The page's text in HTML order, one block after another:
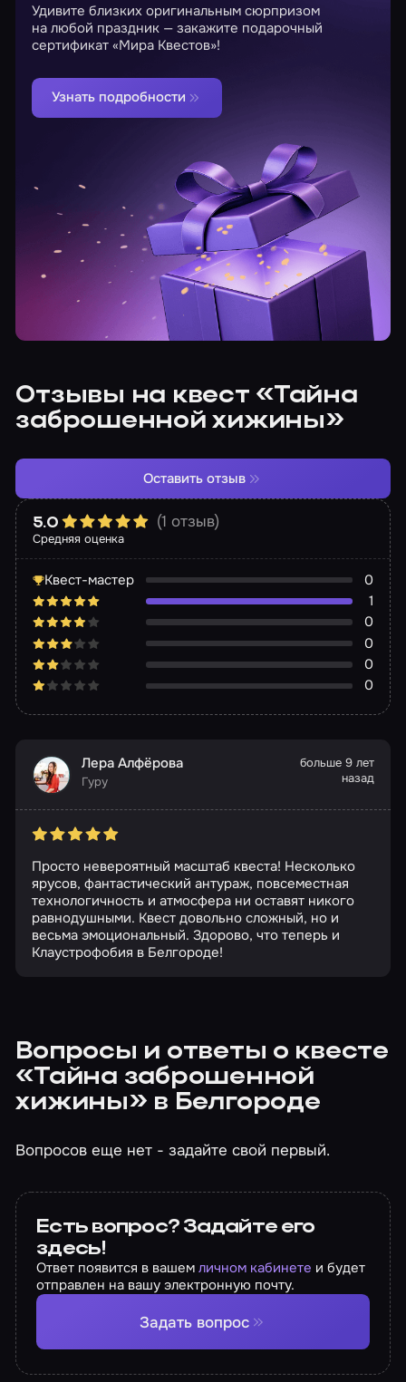
Удивите близких оригинальным сюрпризом
на любой праздник — закажите подарочный
сертификат «Мира Квестов»!
Узнать подробности
Отзывы на квест «Тайна
заброшенной хижины»
Средняя оценка
5.0 (1 отзыв)
Квест-мастер
0
1
0
0
0
0
Оставить отзыв
Лера Алфёрова
Гуру
больше 9 лет
назад
Просто невероятный масштаб квеста! Несколько
ярусов, фантастический антураж, повсеместная
технологичность и атмосфера ни оставят никого
равнодушными. Квест довольно сложный, но и
весьма эмоциональный. Здорово, что теперь и
Клаустрофобия в Белгороде!
Вопросы и ответы о квесте
«Тайна заброшенной
хижины» в Белгороде
Вопросов еще нет - задайте свой первый.
Есть вопрос? Задайте его
здесь!
Ответ появится в вашемличном кабинете и будет
отправлен на вашу электронную почту.
Задать вопрос